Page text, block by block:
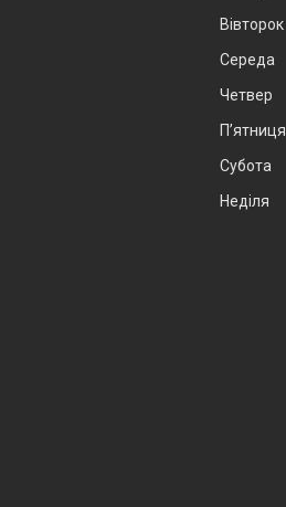
Вівторок
Середа
Четвер
Пʼятниця
Субота
Неділя